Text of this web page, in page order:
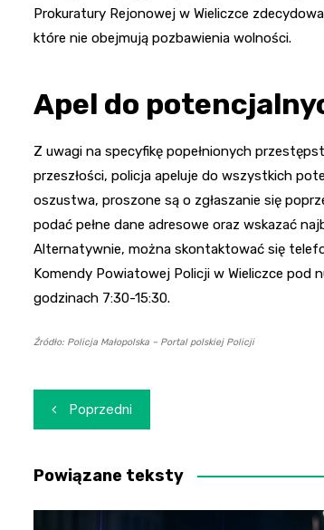
Prokuratury Rejonowej w Wieliczce
które nie obejmują pozbawienia wolności.
Apel do
Z uwagi na specyfikę popełnionych
przeszłości, policja apeluje do wszystkich
oszustwa, proszone są o zgłaszanie się
podać pełne dane adresowe oraz wskazać
Alternatywnie, można skontaktować się
Komendy Powiatowej Policji w Wieliczce pod
godzinach 7:30-15:30.
Źródło: Policja Małopolska – Portal polskiej Policji
Nawigacja
wpisu
Poprzedni
Powiązane teksty